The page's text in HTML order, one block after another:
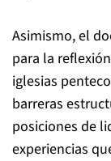
Asimismo, el
para la
iglesias
barreras
posiciones de
experiencias